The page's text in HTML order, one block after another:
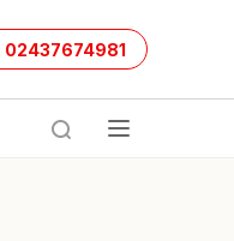
02437674981